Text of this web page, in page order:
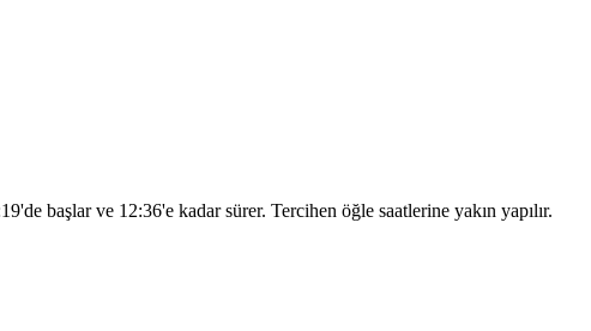
'de başlar ve 12:36'e kadar sürer. Tercihen öğle saatlerine yakın yapılır.